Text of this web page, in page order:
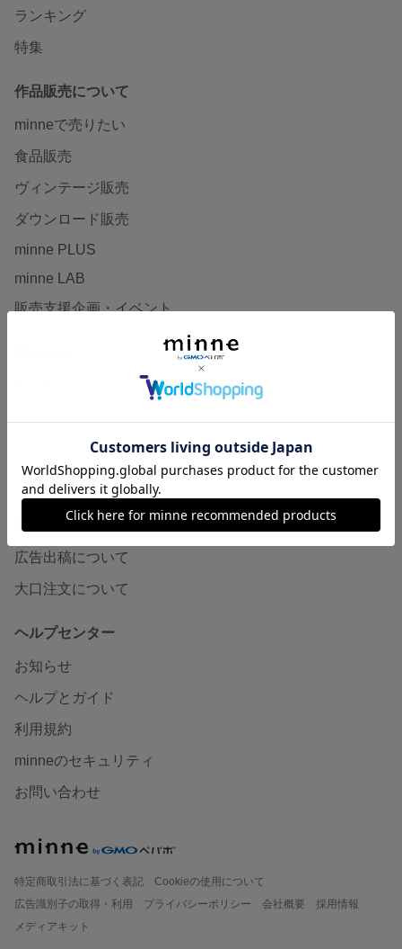
ランキング
特集
作品販売について
minneで売りたい
食品販売
ヴィンテージ販売
ダウンロード販売
minne PLUS
minne LAB
販売支援企画・イベント
minneとものづくりと
minneの本
企業の方へ
広告出稿について
大口注文について
ヘルプセンター
お知らせ
ヘルプとガイド
利用規約
minneのセキュリティ
お問い合わせ
特定商取引法に基づく表記
Cookieの使用について
広告識別子の取得・利用
プライバシーポリシー 会社概要
採用情報
メディアキット